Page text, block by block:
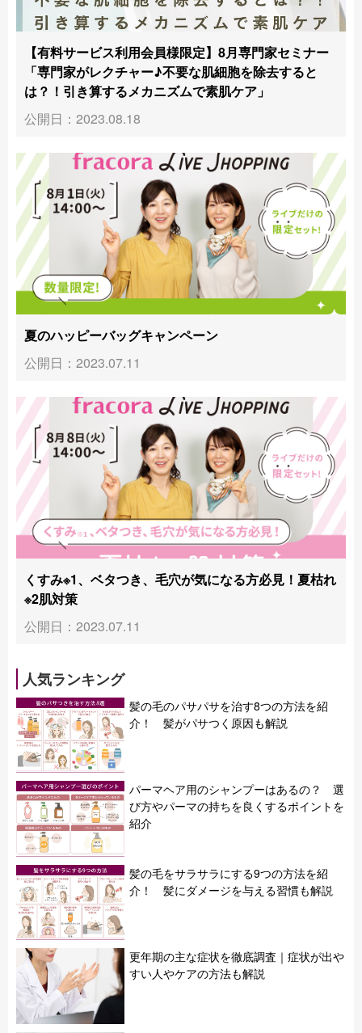
【有料サービス利用会員様限定】8月専門家セミナー
「専門家がレクチャー♪不要な肌細胞を除去すると
は？！引き算するメカニズムで素肌ケア」
公開日：2023.08.18
夏のハッピーバッグキャンペーン
公開日：2023.07.11
くすみ※1、ベタつき、毛穴が気になる方必見！夏枯れ
※2肌対策
公開日：2023.07.11
人気ランキング
髪の毛のパサパサを治す8つの方法を紹
介！ 髪がパサつく原因も解説
パーマヘア用のシャンプーはあるの？ 選
び方やパーマの持ちを良くするポイントを
紹介
髪の毛をサラサラにする9つの方法を紹
介！ 髪にダメージを与える習慣も解説
更年期の主な症状を徹底調査｜症状が出や
すい人やケアの方法も解説